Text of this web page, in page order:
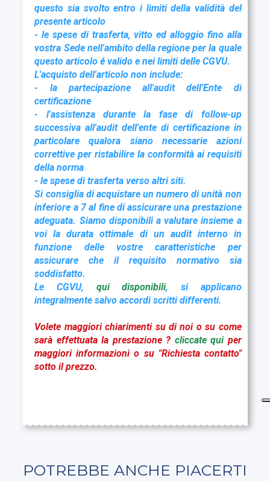
questo sia svolto entro i limiti della validità del
presente articolo
- le spese di trasferta, vitto ed alloggio fino alla
vostra Sede nell'ambito della regione per la quale
questo articolo é valido e nei limiti delle CGVU.
L'acquisto dell'articolo non include:
- la partecipazione all'audit dell'Ente di
certificazione
- l'assistenza durante la fase di follow-up
successiva all'audit dell'ente di certificazione in
particolare qualora siano necessarie azioni
correttive per ristabilire la conformità ai requisiti
della norma
- le spese di trasferta verso altri siti.
Si consiglia di acquistare un numero di unità non
inferiore a 7 al fine di assicurare una prestazione
adeguata. Siamo disponibili a valutare insieme a
voi la durata ottimale di un audit interno in
funzione delle vostre caratteristiche per
assicurare che il requisito normativo sia
soddisfatto.
Le CGVU, qui disponibili, si applicano
integralmente salvo accordi scritti differenti.
Volete maggiori chiarimenti su di noi o su come
sarà effettuata la prestazione ? cliccate qui per
maggiori informazioni o su "Richiesta contatto"
sotto il prezzo.
POTREBBE ANCHE PIACERTI